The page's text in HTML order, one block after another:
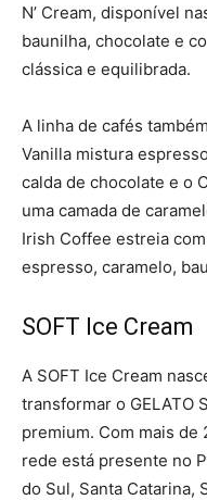
N’ Cream, disponível
baunilha, chocolate e
clássica e equilibrada.
A linha de cafés
Vanilla mistura
calda de chocolate e o
uma camada de
Irish Coffee estreia
espresso, caramelo,
SOFT Ice Cream
A SOFT Ice Cream
transformar o GELATO
premium. Com mais de
rede está presente no
do Sul, Santa Catarina,